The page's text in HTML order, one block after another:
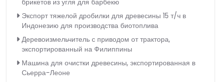
брикетов из угля для барбекю
Экспорт тяжелой дробилки для древесины 15 т/ч в
Индонезию для производства биотоплива
Деревоизмельчитель с приводом от трактора,
экспортированный на Филиппины
Машина для очистки древесины, экспортированная в
Сьерра-Леоне